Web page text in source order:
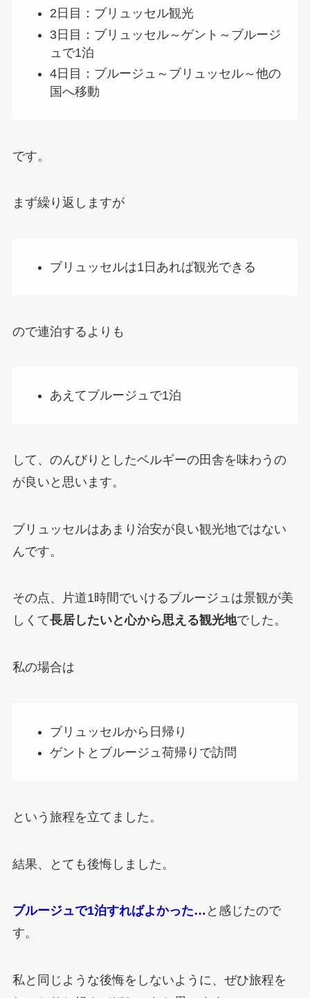
2日目：ブリュッセル観光
3日目：ブリュッセル～ゲント～ブルージ
ュで1泊
4日目：ブルージュ～ブリュッセル～他の
国へ移動
です。
まず繰り返しますが
ブリュッセルは1日あれば観光できる
ので連泊するよりも
あえてブルージュで1泊
して、のんびりとしたベルギーの田舎を味わうの
が良いと思います。
ブリュッセルはあまり治安が良い観光地ではない
んです。
その点、片道1時間でいけるブルージュは景観が美
しくて長居したいと心から思える観光地でした。
私の場合は
ブリュッセルから日帰り
ゲントとブルージュ荷帰りで訪問
という旅程を立てました。
結果、とても後悔しました。
ブルージュで1泊すればよかった… と感じたので
す。
私と同じような後悔をしないように、ぜひ旅程を